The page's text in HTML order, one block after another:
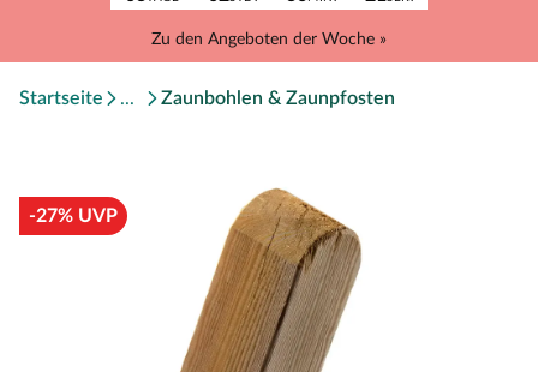
Zu den Angeboten der Woche »
Startseite Zaunbohlen & Zaunpfosten
-27% UVP